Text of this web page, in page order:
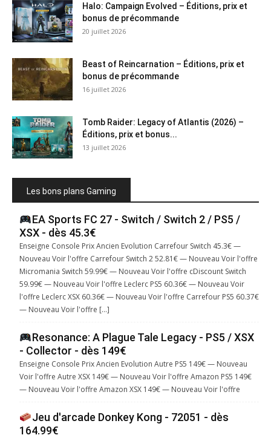
Halo: Campaign Evolved – Éditions, prix et
bonus de précommande
20 juillet 2026
Beast of Reincarnation – Éditions, prix et
bonus de précommande
16 juillet 2026
Tomb Raider: Legacy of Atlantis (2026) –
Éditions, prix et bonus...
13 juillet 2026
Les bons plans Gaming
EA Sports FC 27 - Switch / Switch 2 / PS5 /
XSX - dès 45.3€
Enseigne Console Prix Ancien Evolution Carrefour Switch 45.3€ —
Nouveau Voir l'offre Carrefour Switch 2 52.81€ — Nouveau Voir l'offre
Micromania Switch 59.99€ — Nouveau Voir l'offre cDiscount Switch
59.99€ — Nouveau Voir l'offre Leclerc PS5 60.36€ — Nouveau Voir
l'offre Leclerc XSX 60.36€ — Nouveau Voir l'offre Carrefour PS5 60.37€
— Nouveau Voir l'offre […]
Resonance: A Plague Tale Legacy - PS5 / XSX
- Collector - dès 149€
Enseigne Console Prix Ancien Evolution Autre PS5 149€ — Nouveau
Voir l'offre Autre XSX 149€ — Nouveau Voir l'offre Amazon PS5 149€
— Nouveau Voir l'offre Amazon XSX 149€ — Nouveau Voir l'offre
Jeu d'arcade Donkey Kong - 72051 - dès
164.99€